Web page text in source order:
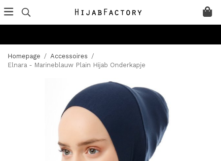
Homepage / Accessoires /
Elnara - Marineblauw Plain Hijab Onderkapje